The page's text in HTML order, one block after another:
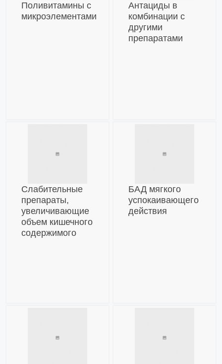
Поливитамины с
микроэлементами
Антациды в
комбинации с
другими
препаратами
Слабительные
препараты,
увеличивающие
объем кишечного
содержимого
БАД мягкого
успокаивающего
действия